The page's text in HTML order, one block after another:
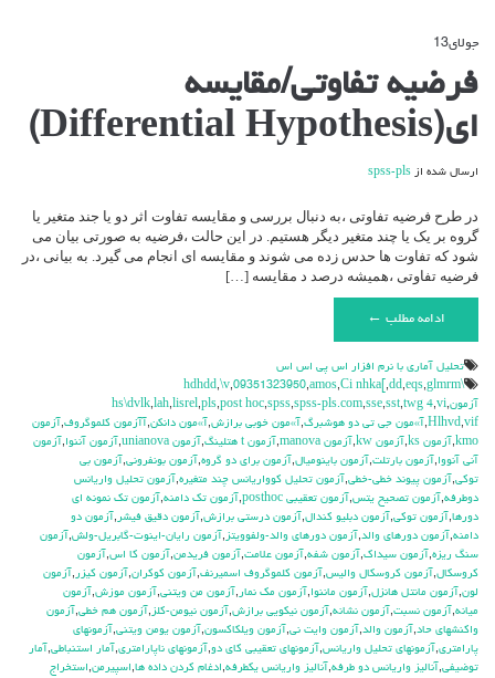
جولای13
فرضیه
مقایسه
ای(Differential
فرضیه تفاوتی/مقایسه
ای(Differential Hypothesis)
ارسال شده از spss-pls
در طرح فرضیه تفاوتی ،به دنبال بررسی و مقایسه تفاوت اثر دو یا جند متغیر یا
گروه بر یک یا چند متغیر دیگر هستیم. در این حالت ،فرضیه به صورتی بیان می
شود که تفاوت ها حدس زده می شوند و مقایسه ای انجام می گیرد. به بیانی ،در
فرضیه تفاوتی ،همیشه درصد د مقایسه […]
ادامه مطلب ←
تحليل آماري با نرم افزار اس پي اس اس
\hdhdd
,\v,09351323950,amos,Ci nhka[ ,dd,eqs,glmrm
آزمون,
hs\dvlk,lah,lisrel,pls,post hoc,spss,spss-pls.com,sse,sst,twg 4,vi
Hlhvd,vif
,آ»مون جي تي دو هوشبرگ,آ»مون خوبي برازش,آ»مون دانكن,آآزمون كلموگروف,آزمون
kmo
,آزمون ks ,آزمون kw ,آزمون manova ,آزمون t هتلينگ ,آزمون unianova ,آزمون آننوا,آزمون
آني آنووا,آزمون بارتلت,آزمون باينوميال,آزمون براي دو گروه,آزمون بونفروني,آزمون بي
توكي,آزمون پيوند خطي-خطي,آزمون تحليل كوواريانس چند متغيره,آزمون تحليل واريانس
دوطرفه,آزمون تصحيح يتس,آزمون تعقيبي posthoc ,آزمون تك دامنه,آزمون تك نمونه اي
دورها,آزمون توكي,آزمون دبليو كندال,آزمون درستي برازش,آزمون دقيق فيشر ,آزمون دو
دامنه,آزمون دورهاي والد,آزمون دورهاي والد-ولفوويتز ,آزمون رايان-اينوت-گابريل-ولش,آزمون
سنگ ريزه,آزمون سيداك,آزمون شفه,آزمون علامت,آزمون فريدمن,آزمون كا اس,آزمون
كروسكال,آزمون كروسكال واليس,آزمون كلموگروف اسميرنف,آزمون كوكران,آزمون كيزر ,آزمون
لون,آزمون مانتل هانزل,آزمون ماننوا,آزمون مك نمار ,آزمون من ويتني,آزمون موزش,آزمون
ميانه,آزمون نسبت,آزمون نشانه,آزمون نيكويي برازش,آزمون نيومن-كلز ,آزمون هم خطي,آزمون
واكنشهاي حاد,آزمون والد,آزمون وايت ني,آزمون ويلكاكسون,آزمون يومن ويتني,آزمونهاي
پارامتري,آزمونهاي تحليل واريانس,آزمونهاي تعقيبي كاي دو,آزمونهاي ناپارامتري,آمار استنباطي,آمار
توضيفي,آناليز واريانس دو طرفه,آناليز واريانس يکطرفه,ادغام كردن داده ها,اسپيرمن,استخراج